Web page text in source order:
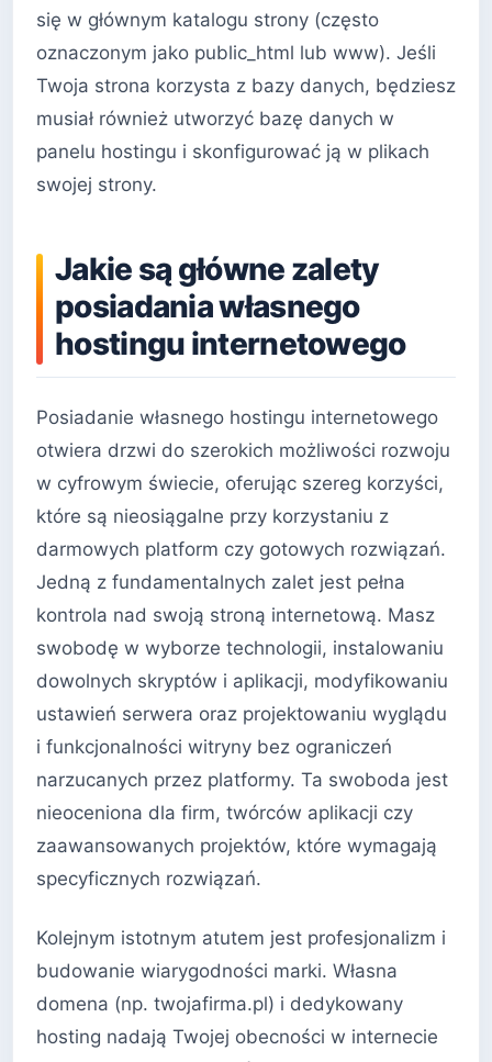
się w głównym katalogu strony (często
oznaczonym jako public_html lub www). Jeśli
Twoja strona korzysta z bazy danych, będziesz
musiał również utworzyć bazę danych w
panelu hostingu i skonfigurować ją w plikach
swojej strony.
Jakie są główne zalety
posiadania własnego
hostingu internetowego
Posiadanie własnego hostingu internetowego
otwiera drzwi do szerokich możliwości rozwoju
w cyfrowym świecie, oferując szereg korzyści,
które są nieosiągalne przy korzystaniu z
darmowych platform czy gotowych rozwiązań.
Jedną z fundamentalnych zalet jest pełna
kontrola nad swoją stroną internetową. Masz
swobodę w wyborze technologii, instalowaniu
dowolnych skryptów i aplikacji, modyfikowaniu
ustawień serwera oraz projektowaniu wyglądu
i funkcjonalności witryny bez ograniczeń
narzucanych przez platformy. Ta swoboda jest
nieoceniona dla firm, twórców aplikacji czy
zaawansowanych projektów, które wymagają
specyficznych rozwiązań.
Kolejnym istotnym atutem jest profesjonalizm i
budowanie wiarygodności marki. Własna
domena (np. twojafirma.pl) i dedykowany
hosting nadają Twojej obecności w internecie